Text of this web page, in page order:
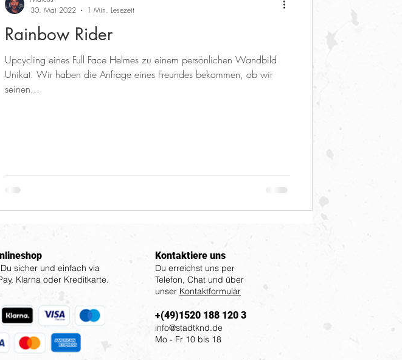
Firmenevents
Rainbow Rider
Upcycling eines Full Face Helmes zu einem persönlichen Wandbild
Unikat. Wir haben die Anfrage eines Freundes bekommen, ob wir
seinen...
30. Mai 2022
1 Min. Lesezeit
sicher und einfach via
Klarna oder Kreditkarte.
Kontaktiere uns
Du erreichst uns per
Telefon, Chat und über
unser Kontaktformular
+(49)1520 188 120 3
info@stadtknd.de
Mo - Fr 10 bis 18